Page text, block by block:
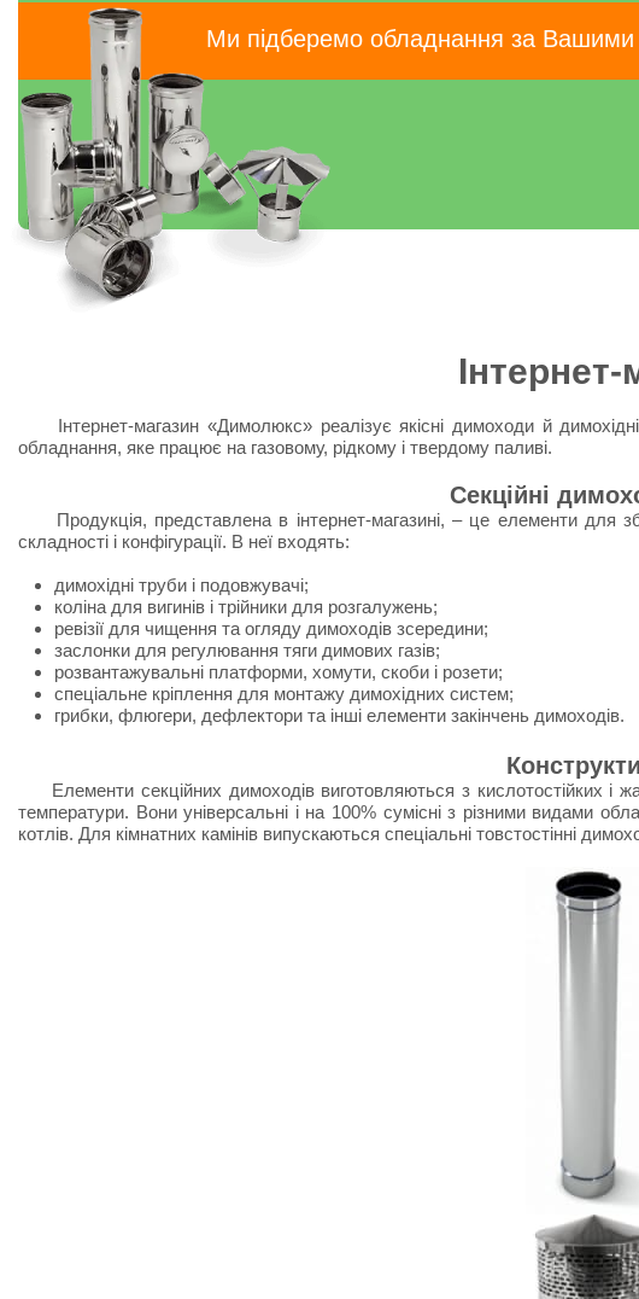
Інтернет-магазин «Димолюкс» реалізує якісні димоходи й
обладнання, яке працює на газовому, рідкому і твердому паливі.
Секційні
Продукція, представлена ​​в інтернет-магазині, – це елементи для
складності і конфігурації. В неї входять:
димохідні труби і подовжувачі;
коліна для вигинів і трійники для розгалужень;
ревізії для чищення та огляду димоходів зсередини;
заслонки для регулювання тяги димових газів;
розвантажувальні платформи, хомути, скоби і розети;
спеціальне кріплення для монтажу димохідних систем;
грибки, флюгери, дефлектори та інші елементи закінчень димоходів.
Елементи секційних димоходів виготовляються з кислотостійких і
температури. Вони універсальні і на 100% сумісні з різними видами
котлів. Для кімнатних камінів випускаються спеціальні товстостінні
Ми підберемо обладнання за